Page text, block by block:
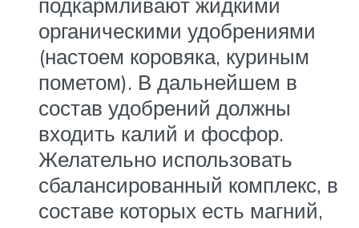
органическими удобрениями
(настоем коровяка, куриным
пометом). В дальнейшем в
состав удобрений должны
входить калий и фосфор.
Желательно использовать
сбалансированный комплекс, в
составе которых есть магний,